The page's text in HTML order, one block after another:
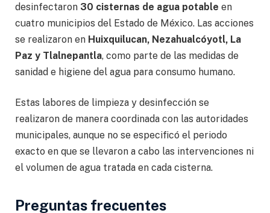
desinfectaron 30 cisternas de agua potable en
cuatro municipios del Estado de México. Las acciones
se realizaron en Huixquilucan, Nezahualcóyotl, La
Paz y Tlalnepantla, como parte de las medidas de
sanidad e higiene del agua para consumo humano.
Estas labores de limpieza y desinfección se
realizaron de manera coordinada con las autoridades
municipales, aunque no se especificó el periodo
exacto en que se llevaron a cabo las intervenciones ni
el volumen de agua tratada en cada cisterna.
Preguntas frecuentes